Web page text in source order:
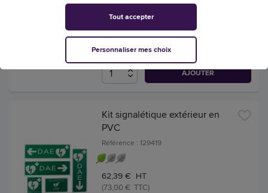
9,68 € HT
(11,33 € TTC)
EN STOCK, LIVRÉ EN 24/48H
AJOUTER
Kit signalétique extérieur en
PVC
Référence : 129419
62,39 € HT
(73,00 € TTC)
Personnaliser mes choix
Tout accepter